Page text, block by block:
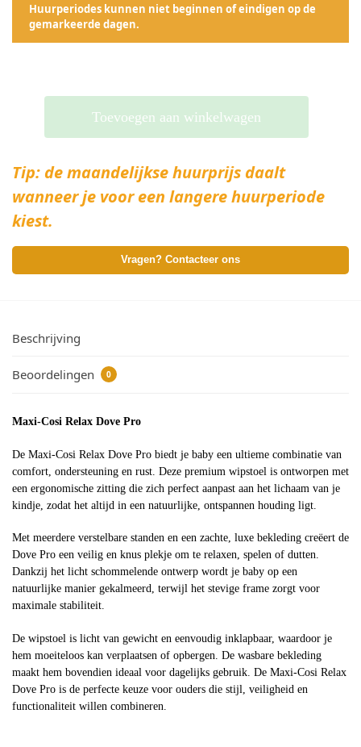
Huurperiodes kunnen niet beginnen of eindigen op de
gemarkeerde dagen.
Toevoegen aan winkelwagen
Tip: de maandelijkse huurprijs daalt
wanneer je voor een langere huurperiode
kiest.
Vragen? Contacteer ons
Beschrijving
Beoordelingen 0
Maxi-Cosi Relax Dove Pro
De Maxi-Cosi Relax Dove Pro biedt je baby een ultieme combinatie van
comfort, ondersteuning en rust. Deze premium wipstoel is ontworpen met
een ergonomische zitting die zich perfect aanpast aan het lichaam van je
kindje, zodat het altijd in een natuurlijke, ontspannen houding ligt.
Met meerdere verstelbare standen en een zachte, luxe bekleding creëert de
Dove Pro een veilig en knus plekje om te relaxen, spelen of dutten.
Dankzij het licht schommelende ontwerp wordt je baby op een
natuurlijke manier gekalmeerd, terwijl het stevige frame zorgt voor
maximale stabiliteit.
De wipstoel is licht van gewicht en eenvoudig inklapbaar, waardoor je
hem moeiteloos kan verplaatsen of opbergen. De wasbare bekleding
maakt hem bovendien ideaal voor dagelijks gebruik. De Maxi-Cosi Relax
Dove Pro is de perfecte keuze voor ouders die stijl, veiligheid en
functionaliteit willen combineren.